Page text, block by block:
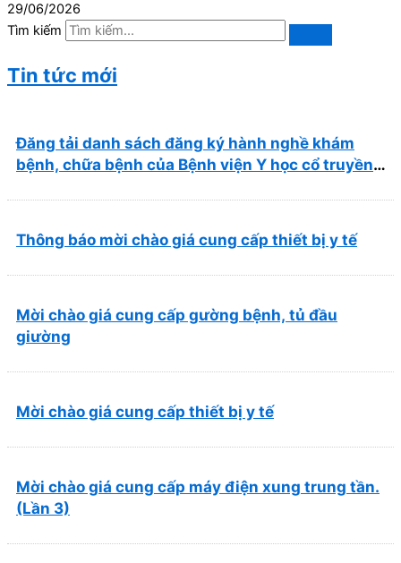
29/06/2026
Tìm kiếm
Tin tức mới
Đăng tải danh sách đăng ký hành nghề khám
bệnh, chữa bệnh của Bệnh viện Y học cổ truyền
Thông báo mời chào giá cung cấp thiết bị y tế
Mời chào giá cung cấp gường bệnh, tủ đầu
giường
Mời chào giá cung cấp thiết bị y tế
Mời chào giá cung cấp máy điện xung trung tần.
(Lần 3)